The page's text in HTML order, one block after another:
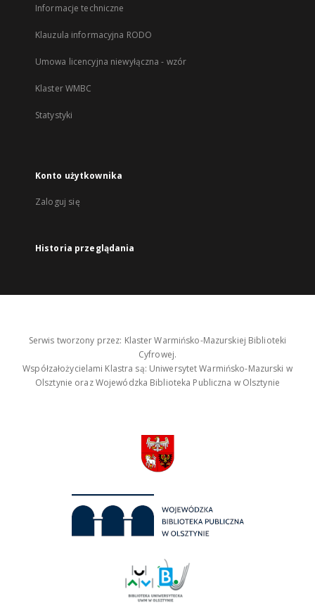
Informacje techniczne
Klauzula informacyjna RODO
Umowa licencyjna niewyłączna - wzór
Klaster WMBC
Statystyki
Konto użytkownika
Zaloguj się
Historia przeglądania
Serwis tworzony przez: Klaster Warmińsko-Mazurskiej Biblioteki
Cyfrowej.
Współzałożycielami Klastra są: Uniwersytet Warmińsko-Mazurski w
Olsztynie oraz Wojewódzka Biblioteka Publiczna w Olsztynie